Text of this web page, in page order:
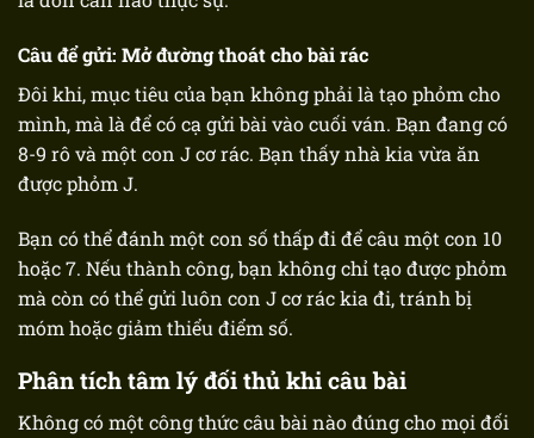
Câu để gửi: Mở đường thoát cho bài rác
Đôi khi, mục tiêu của bạn không phải là tạo phỏm cho
mình, mà là để có cạ gửi bài vào cuối ván. Bạn đang có
8-9 rô và một con J cơ rác. Bạn thấy nhà kia vừa ăn
được phỏm J.
Bạn có thể đánh một con số thấp đi để câu một con 10
hoặc 7. Nếu thành công, bạn không chỉ tạo được phỏm
mà còn có thể gửi luôn con J cơ rác kia đi, tránh bị
móm hoặc giảm thiểu điểm số.
Phân tích tâm lý đối thủ khi câu bài
Không có một công thức câu bài nào đúng cho mọi đối